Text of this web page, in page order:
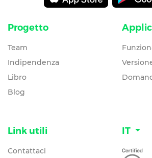
Progetto
Team
Indipendenza
Libro
Blog
Link utili
Contattaci
IT